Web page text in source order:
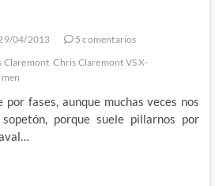
04/2013
5 comentarios
Claremont Chris Claremont VS X-
fases, aunque muchas veces nos
porque suele pillarnos por